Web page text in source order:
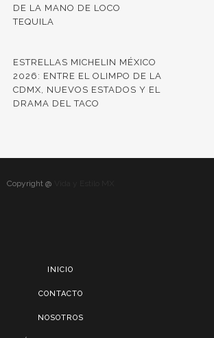
DE LA MANO DE LOCO
TEQUILA
ESTRELLAS MICHELIN MÉXICO
2026: ENTRE EL OLIMPO DE LA
CDMX, NUEVOS ESTADOS Y EL
DRAMA DEL TACO
Copyright @
INICIO
CONTACTO
NOSOTROS